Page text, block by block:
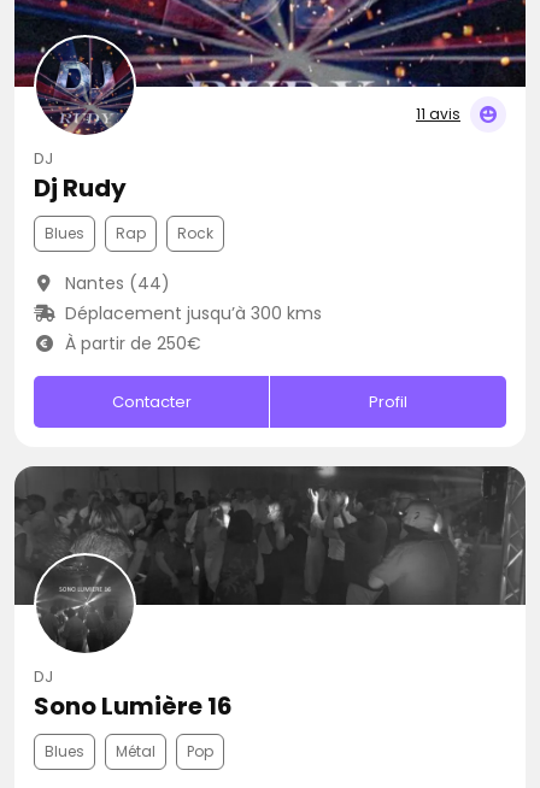
11 avis
DJ
Dj Rudy
Blues Rap Rock
Nantes (44)
Déplacement jusqu’à 300 kms
À partir de 250€
Contacter Profil
DJ
Sono Lumière 16
Blues Métal Pop